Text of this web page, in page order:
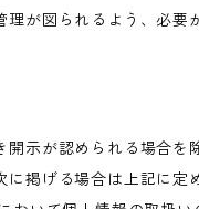
が図られるよう、必要
示が認められる場合を
掲げる場合は上記に定